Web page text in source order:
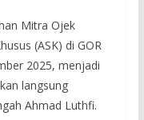
Mitra Ojek
(ASK) di GOR
2025, menjadi
langsung
Ahmad Luthfi.